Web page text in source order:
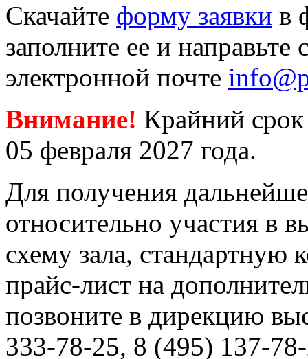
Скачайте форму заявки в
заполните ее и
электронной почте
Внимание! Крайний срок
05 февраля 2027 года.
Для получения
относительно участия в
схему зала, стандартную
прайс-лист на
позвоните в дирекцию
333-78-25, 8 (495) 137-